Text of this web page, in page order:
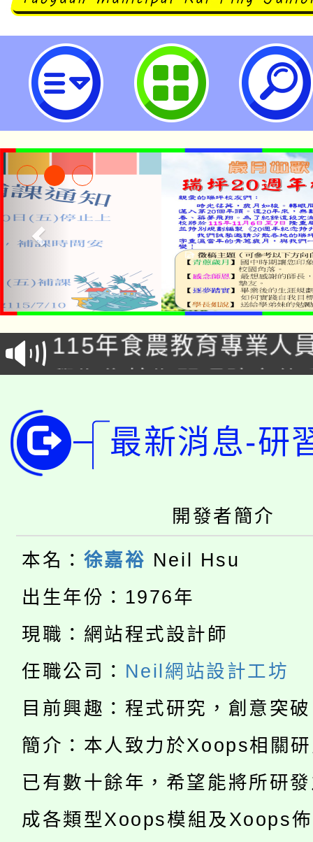
neilrpjhstyc網站設計者：徐嘉
淨零綠生活教案入校路
會
115年食農教育專業人
程
學期銜接期間理賠案件
版
公告本校115學年度第
「2026金融保險知識
桃園市115學年度學生
生本土語及新住民語歌
公告本校115學年度第
代理(課)教師甄選結果(
代理(課)教師甄選結果(
轉知中國文化大學推廣
程，歡迎學生輔導中心
心理、諮商輔導、社會
系所師生報名參加。
淨零綠生活教案入校路
會
115年食農教育專業人
程
學期銜接期間理賠案件
學籍身 分審查程序及
版
淨零綠領人才培育課程
公告本校115學年度第
代理(課)教師甄選結果(
「2026金融保險知識
最新消息-研
開發者簡介
本名： 徐嘉裕 Neil Hsu
出生年份：1976年
現職：網站程式設計師
任職公司： Neil網站設計工坊
目前興趣：程式研究，創意突
簡介：本人致力於Xoops相關
已有數十餘年，希望能將所研
成各類型Xoops模組及Xoops